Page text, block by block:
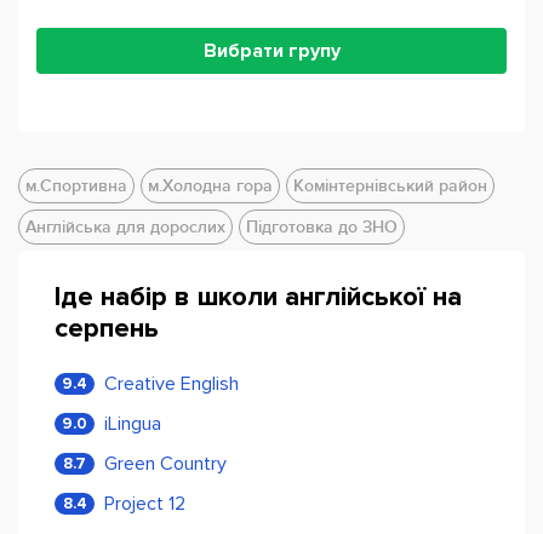
Вибрати групу
м.Спортивна м.Холодна гора
Комінтернівський район
Англійська для дорослих
Підготовка до ЗНО
Іде набір в школи англійської на
серпень
9.4 Creative English
9.0 iLingua
8.7 Green Country
8.4 Project 12